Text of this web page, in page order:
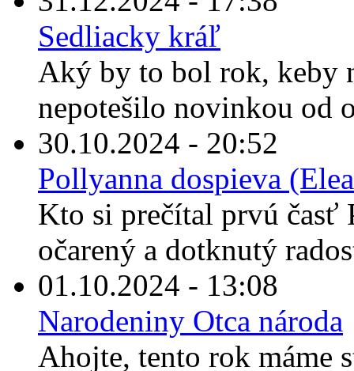
Sedliacky kráľ
Aký by to bol rok, keby
nepotešilo novinkou od
30.10.2024 - 20:52
Pollyanna dospieva
Kto si prečítal prvú časť
očarený a dotknutý
01.10.2024 - 13:08
Narodeniny Otca národa
Ahojte, tento rok máme